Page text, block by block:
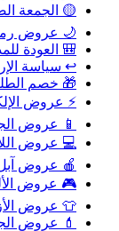
🟡 الجمعة
🌙 عروض
🎒 العودة
↩️ سياسة
🎁 خصم
⚡ عروض
📱 عروض
💻 عروض
🍎 عروض
🎮 عروض
👕 عروض
💄 عروض